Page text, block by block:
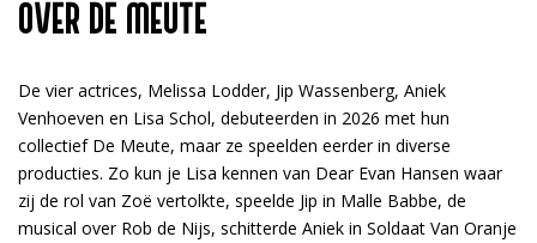
OVER DE MEUTE
De vier actrices, Melissa Lodder, Jip Wassenberg, Aniek
Venhoeven en Lisa Schol, debuteerden in 2026 met hun
collectief De Meute, maar ze speelden eerder in diverse
producties. Zo kun je Lisa kennen van Dear Evan Hansen waar
zij de rol van Zoë vertolkte, speelde Jip in Malle Babbe, de
musical over Rob de Nijs, schitterde Aniek in Soldaat Van Oranje